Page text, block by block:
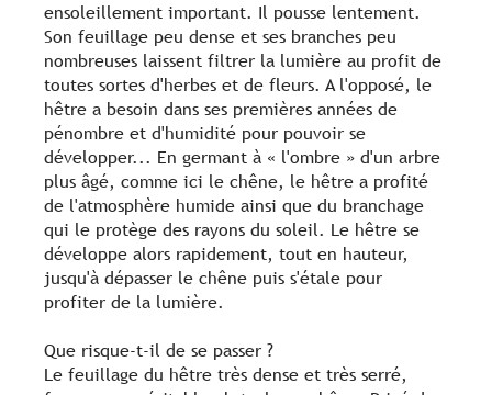
ensoleillement important. Il pousse lentement.
Son feuillage peu dense et ses branches peu
nombreuses laissent filtrer la lumière au profit de
toutes sortes d'herbes et de fleurs. A l'opposé, le
hêtre a besoin dans ses premières années de
pénombre et d'humidité pour pouvoir se
développer... En germant à « l'ombre » d'un arbre
plus âgé, comme ici le chêne, le hêtre a profité
de l'atmosphère humide ainsi que du branchage
qui le protège des rayons du soleil. Le hêtre se
développe alors rapidement, tout en hauteur,
jusqu'à dépasser le chêne puis s'étale pour
profiter de la lumière.
Que risque-t-il de se passer ?
Le feuillage du hêtre très dense et très serré,